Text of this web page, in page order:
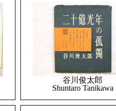
谷川俊太郎
Shuntaro Tanikawa